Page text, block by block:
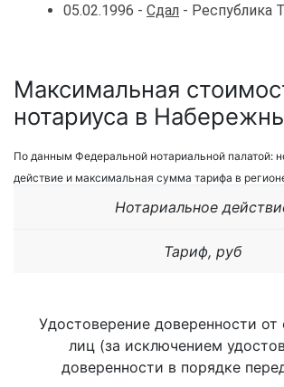
05.02.1996 - Сдал - Республика
Максимальная
нотариуса в
По данным Федеральной нотариальной палатой:
действие и максимальная сумма тарифа в
Нотариальное
Тариф, руб
Удостоверение доверенности от
лиц (за исключением
доверенности в порядке